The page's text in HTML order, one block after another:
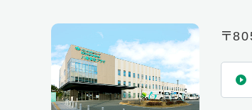
〒